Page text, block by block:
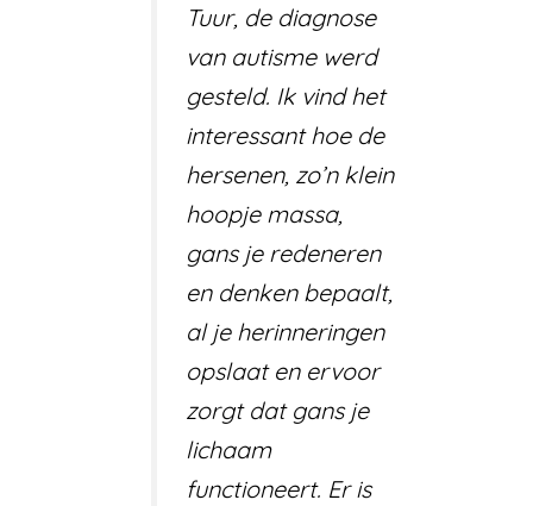
Tuur, de diagnose
van autisme werd
gesteld. Ik vind het
interessant hoe de
hersenen, zo’n klein
hoopje massa,
gans je redeneren
en denken bepaalt,
al je herinneringen
opslaat en ervoor
zorgt dat gans je
lichaam
functioneert. Er is